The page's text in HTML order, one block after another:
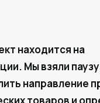
находится на
Мы взяли
направление